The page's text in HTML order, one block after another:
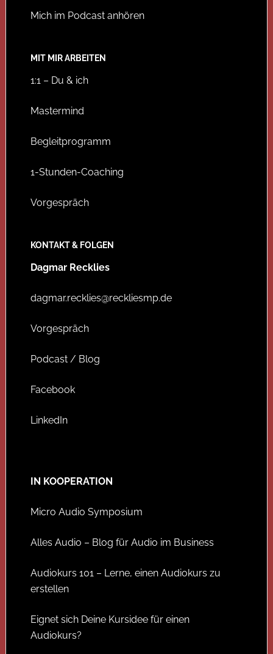
Mich im Podcast anhören
MIT MIR ARBEITEN
1:1 – Du & ich
Mastermind
Begleitprogramm
1-Stunden-Coaching
Vorgespräch
KONTAKT & FOLGEN
Dagmar Recklies
dagmar.recklies@reckliesmp.de
Vorgespräch
Podcast / Blog
Facebook
LinkedIn
IN KOOPERATION
Micro Audio Symposium
Alles Audio – Blog für Audio im Business
Audiokurs 101 – Lerne, einen Audiokurs zu
erstellen
Eignet sich Deine Kursidee für einen
Audiokurs?